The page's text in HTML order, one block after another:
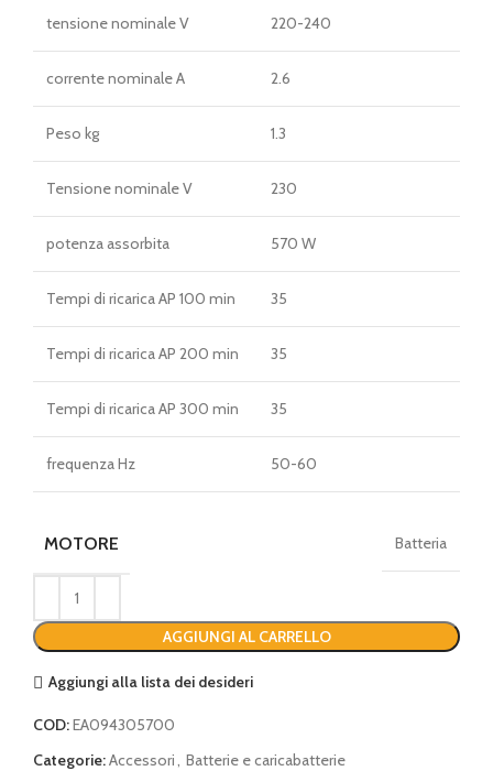
tensione nominale V 220-240
corrente nominale A 2.6
Peso kg 1.3
Tensione nominale V 230
potenza assorbita 570 W
Tempi di ricarica AP 100 min 35
Tempi di ricarica AP 200 min 35
Tempi di ricarica AP 300 min 35
frequenza Hz 50-60
MOTORE Batteria
AGGIUNGI AL CARRELLO
Aggiungi alla lista dei desideri
COD:EA094305700
Categorie:Accessori Batterie e caricabatterie